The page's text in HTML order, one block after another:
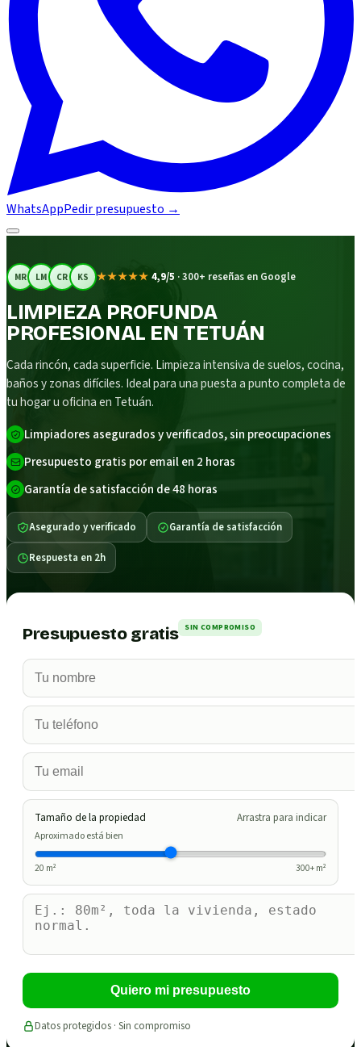
WhatsAppPedir presupuesto →
MR LM CR KS ★★★★★ 4,9/5 ·300+ reseñas en Google
LIMPIEZA PROFUNDA
PROFESIONAL EN TETUÁN
Cada rincón, cada superficie. Limpieza intensiva de suelos, cocina,
baños y zonas difíciles. Ideal para una puesta a punto completa de
tu hogar u oficina en Tetuán.
Limpiadores asegurados y verificados, sin preocupaciones
Presupuesto gratis por email en 2 horas
Garantía de satisfacción de 48 horas
Asegurado y verificado Garantía de satisfacción
Respuesta en 2h
Presupuesto gratis SIN COMPROMISO
Tamaño de la propiedad Arrastra para indicar
Aproximado está bien
20 m² 300+ m²
Quiero mi presupuesto
Datos protegidos · Sin compromiso